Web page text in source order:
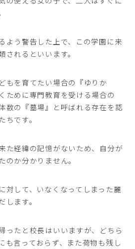
よう警告した上で、この学園に来
されるといいます。
もを育てたい場合の『ゆりか
ために専門教育を受ける場合の
数の『墓場』と呼ばれる存在を認
です。
た経緯の記憶がないため、自分が
のか分かりません。
対して、いなくなってしまった麗
ます。
ったと校長はいいますが、どちら
も言っておらず、また荷物も残し